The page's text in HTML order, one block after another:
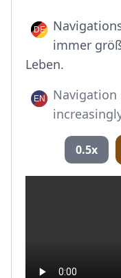
immer
Leben.
Navigation
0.5x